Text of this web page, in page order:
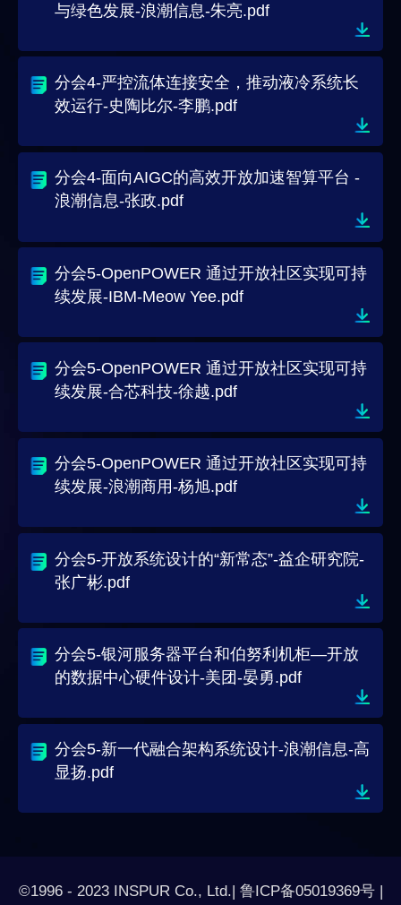
与绿色发展-浪潮信息-朱亮.pdf
分会4-严控流体连接安全，推动液冷系统长
效运行-史陶比尔-李鹏.pdf
分会4-面向AIGC的高效开放加速智算平台 -
浪潮信息-张政.pdf
分会5-OpenPOWER 通过开放社区实现可持
续发展-IBM-Meow Yee.pdf
分会5-OpenPOWER 通过开放社区实现可持
续发展-合芯科技-徐越.pdf
分会5-OpenPOWER 通过开放社区实现可持
续发展-浪潮商用-杨旭.pdf
分会5-开放系统设计的“新常态”-益企研究院-
张广彬.pdf
分会5-银河服务器平台和伯努利机柜—开放
的数据中心硬件设计-美团-晏勇.pdf
分会5-新一代融合架构系统设计-浪潮信息-高
显扬.pdf
©1996 - 2023 INSPUR Co., Ltd.| 鲁ICP备05019369号 |